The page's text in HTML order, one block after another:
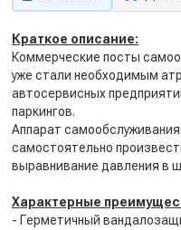
Краткое описание:
Коммерческие посты
уже стали необходимым
автосервисных
паркингов.
Аппарат
самостоятельно
выравнивание давления в
Характерные
- Герметичный